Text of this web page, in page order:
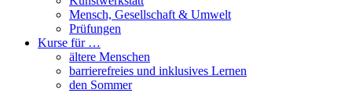
Mensch, Gesellschaft & Umwelt
Prüfungen
Kurse für …
ältere Menschen
barrierefreies und inklusives Lernen
den Sommer